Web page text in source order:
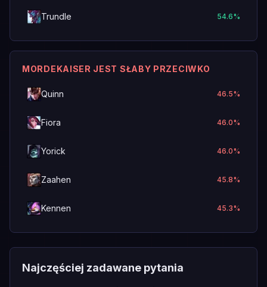
Trundle 54.6%
MORDEKAISER JEST SŁABY PRZECIWKO
Quinn 46.5%
Fiora 46.0%
Yorick 46.0%
Zaahen 45.8%
Kennen 45.3%
Najczęściej zadawane pytania